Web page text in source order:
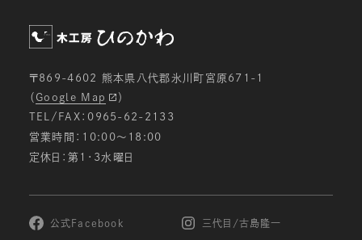
〒869-4602 熊本県八代郡氷川町宮原671-1
（ Google Map
）
TEL/FAX：0965-62-2133
営業時間：10:00〜18:00
定休日：第1・3水曜日
公式Facebook 三代目/古島隆一